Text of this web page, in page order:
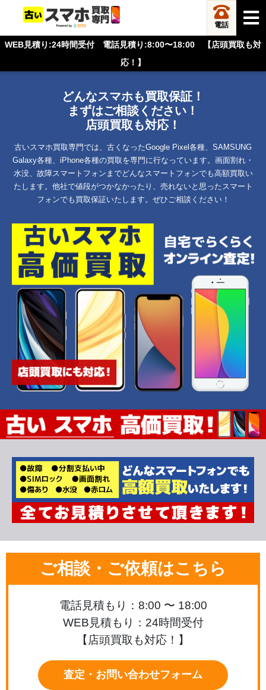
電話
WEB見積り:24時間受付 電話見積り:8:00〜18:00 【店頭買取も対
応！】
どんなスマホも買取保証！
まずはご相談ください！
店頭買取も対応！
古いスマホ買取専門では、古くなったGoogle Pixel各種、SAMSUNG
Galaxy各種、iPhone各種の買取を専門に行なっています。 画面割れ・
水没、故障スマートフォンまでどんなスマートフォンでも高額買取い
たします。 他社で値段がつかなかったり、売れないと思ったスマート
フォンでも買取保証いたします。ぜひご相談ください！
ご相談・ご依頼はこちら
電話見積もり：8:00 〜 18:00
WEB見積もり：24時間受付
【店頭買取も対応！】
査定・お問い合わせフォーム